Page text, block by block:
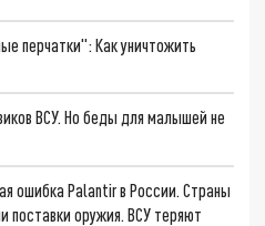
перчатки": Как уничтожить
ВСУ. Но беды для малышей не
ошибка Palantir в России. Страны
поставки оружия. ВСУ теряют